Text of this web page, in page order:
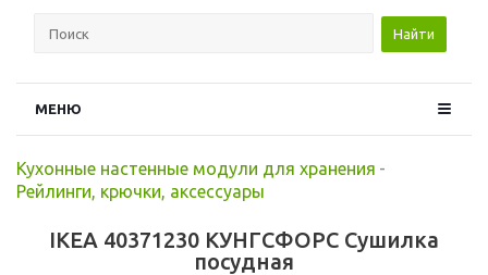
Найти
МЕНЮ
Кухонные настенные модули для хранения -
Рейлинги, крючки, аксессуары
IKEA 40371230 КУНГСФОРС Сушилка
посудная